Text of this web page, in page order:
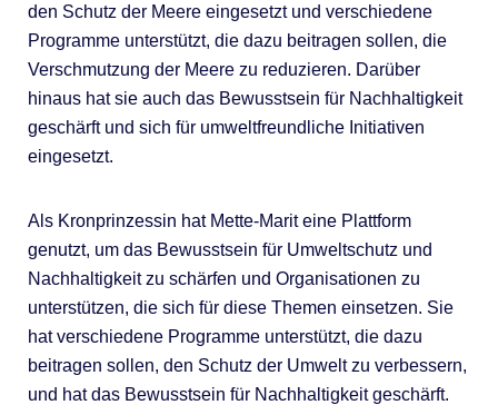
den Schutz der Meere eingesetzt und verschiedene
Programme unterstützt, die dazu beitragen sollen, die
Verschmutzung der Meere zu reduzieren. Darüber
hinaus hat sie auch das Bewusstsein für Nachhaltigkeit
geschärft und sich für umweltfreundliche Initiativen
eingesetzt.
Als Kronprinzessin hat Mette-Marit eine Plattform
genutzt, um das Bewusstsein für Umweltschutz und
Nachhaltigkeit zu schärfen und Organisationen zu
unterstützen, die sich für diese Themen einsetzen. Sie
hat verschiedene Programme unterstützt, die dazu
beitragen sollen, den Schutz der Umwelt zu verbessern,
und hat das Bewusstsein für Nachhaltigkeit geschärft.